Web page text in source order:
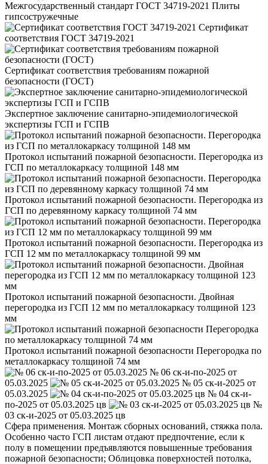
Межгосударственный стандарт ГОСТ 34719-2021 Плиты
гипсостружечные
Сертификат
соответствия ГОСТ 34719-2021
Сертификат соответствия требованиям пожарной
безопасности (ГОСТ)
Экспертное заключение санитарно-эпидемиологической
экспертизы ГСП и ГСПВ
Протокол испытаний пожарной безопасности. Перегородка из
ГСП по металлокаркасу толщиной 148 мм
Протокол испытаний пожарной безопасности. Перегородка из
ГСП по деревянному каркасу толщиной 74 мм
Протокол испытаний пожарной безопасности. Перегородка из
ГСП 12 мм по металлокаркасу толщиной 99 мм
Протокол испытаний пожарной безопасности. Двойная
перегородка из ГСП 12 мм по металлокаркасу толщиной 123
мм
Протокол испытаний пожарной безопасности Перегородка по
металлокаркасу толщиной 74 мм
№ 06 ск-и-по-2025 от
05.03.2025
№ 05 ск-и-2025 от
05.03.2025
№ 04 ск-и-
по-2025 от 05.03.2025 цв
№
03 ск-и-2025 от 05.03.2025 цв
Сфера применения. Монтаж сборных оснований, стяжка пола.
Особенно часто ГСП листам отдают предпочтение, если к
полу в помещении предъявляются повышенные требования
пожарной безопасности; Облицовка поверхностей потолка,